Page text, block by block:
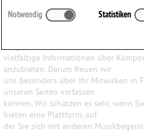
Ihr Input ist uns wichtig
vielfältige Informationen über
anzubieten. Darum freuen wir
uns besonders über Ihr Mitwirken in
unseren Seiten verfassen
können. Wir schätzen es sehr, wenn
bieten eine Plattform, auf
der Sie sich mit anderen
Notwendig Statistiken